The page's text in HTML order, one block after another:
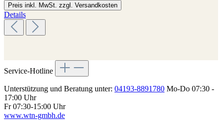
Preis inkl. MwSt. zzgl. Versandkosten
Details
Service-Hotline
Unterstützung und Beratung unter: 04193-8891780 Mo-Do 07:30 -
17:00 Uhr
Fr 07:30-15:00 Uhr
www.wtn-gmbh.de